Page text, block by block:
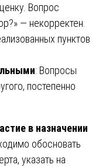
Вопрос
— некорректен.
пунктов
: Вопросы
постепенно
в назначении
обосновать
указать на